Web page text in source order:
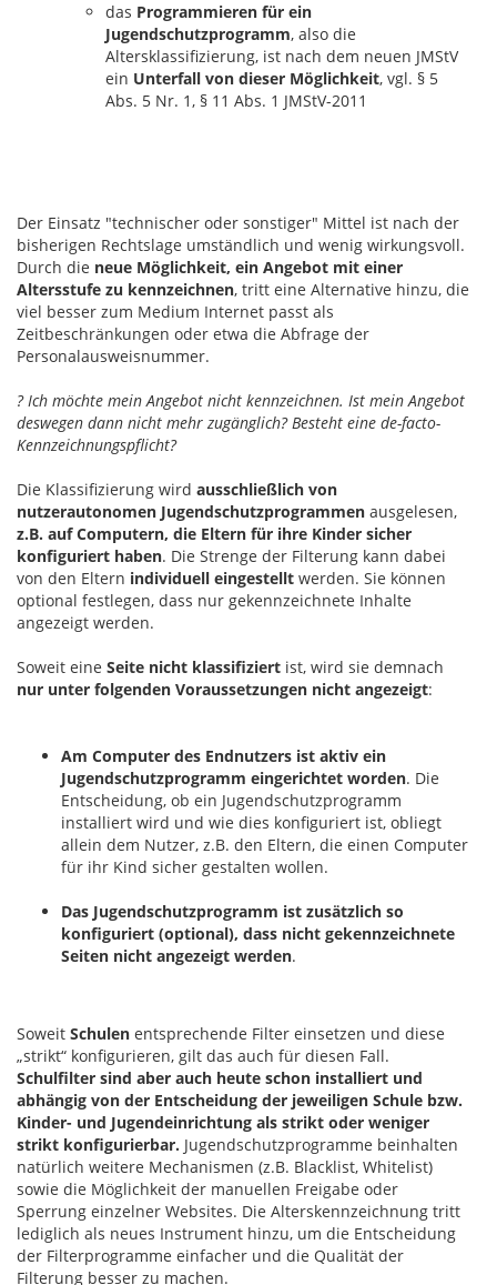
das Programmieren für ein
Jugendschutzprogramm, also die
Altersklassifizierung, ist nach dem neuen JMStV
ein Unterfall von dieser Möglichkeit, vgl. § 5
Abs. 5 Nr. 1, § 11 Abs. 1 JMStV-2011
Der Einsatz "technischer oder sonstiger" Mittel ist nach der
bisherigen Rechtslage umständlich und wenig wirkungsvoll.
Durch die neue Möglichkeit, ein Angebot mit einer
Altersstufe zu kennzeichnen, tritt eine Alternative hinzu, die
viel besser zum Medium Internet passt als
Zeitbeschränkungen oder etwa die Abfrage der
Personalausweisnummer.
? Ich möchte mein Angebot nicht kennzeichnen. Ist mein Angebot
deswegen dann nicht mehr zugänglich? Besteht eine de-facto-
Kennzeichnungspflicht?
Die Klassifizierung wird ausschließlich von
nutzerautonomen Jugendschutzprogrammen ausgelesen,
z.B. auf Computern, die Eltern für ihre Kinder sicher
konfiguriert haben. Die Strenge der Filterung kann dabei
von den Eltern individuell eingestellt werden. Sie können
optional festlegen, dass nur gekennzeichnete Inhalte
angezeigt werden.
Soweit eine Seite nicht klassifiziert ist, wird sie demnach
nur unter folgenden Voraussetzungen nicht angezeigt:
Am Computer des Endnutzers ist aktiv ein
Jugendschutzprogramm eingerichtet worden. Die
Entscheidung, ob ein Jugendschutzprogramm
installiert wird und wie dies konfiguriert ist, obliegt
allein dem Nutzer, z.B. den Eltern, die einen Computer
für ihr Kind sicher gestalten wollen.
Das Jugendschutzprogramm ist zusätzlich so
konfiguriert (optional), dass nicht gekennzeichnete
Seiten nicht angezeigt werden.
Soweit Schulen entsprechende Filter einsetzen und diese
„strikt“ konfigurieren, gilt das auch für diesen Fall.
Schulfilter sind aber auch heute schon installiert und
abhängig von der Entscheidung der jeweiligen Schule bzw.
Kinder- und Jugendeinrichtung als strikt oder weniger
strikt konfigurierbar. Jugendschutzprogramme beinhalten
natürlich weitere Mechanismen (z.B. Blacklist, Whitelist)
sowie die Möglichkeit der manuellen Freigabe oder
Sperrung einzelner Websites. Die Alterskennzeichnung tritt
lediglich als neues Instrument hinzu, um die Entscheidung
der Filterprogramme einfacher und die Qualität der
Filterung besser zu machen.